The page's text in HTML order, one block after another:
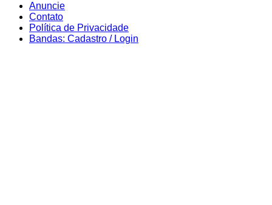
contentAnuncie
Contato
Política de Privacidade
Bandas: Cadastro / Login